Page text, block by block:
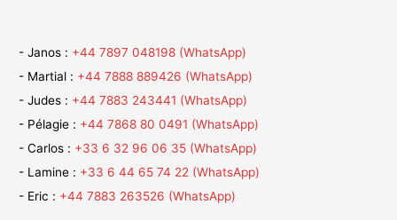
- Janos : +44 7897 048198 (WhatsApp)
- Martial : +44 7888 889426 (WhatsApp)
- Judes : +44 7883 243441 (WhatsApp)
- Pélagie : +44 7868 80 0491 (WhatsApp)
- Carlos : +33 6 32 96 06 35 (WhatsApp)
- Lamine : +33 6 44 65 74 22 (WhatsApp)
- Eric : +44 7883 263526 (WhatsApp)